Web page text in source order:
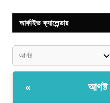
আর্কাইভ ক্যালেন্ডার
«